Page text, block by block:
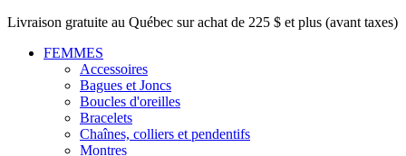
Livraison gratuite au Québec sur achat de 225 $ et plus (avant taxes)
FEMMES
Accessoires
Bagues et Joncs
Boucles d'oreilles
Bracelets
Chaînes, colliers et pendentifs
Montres